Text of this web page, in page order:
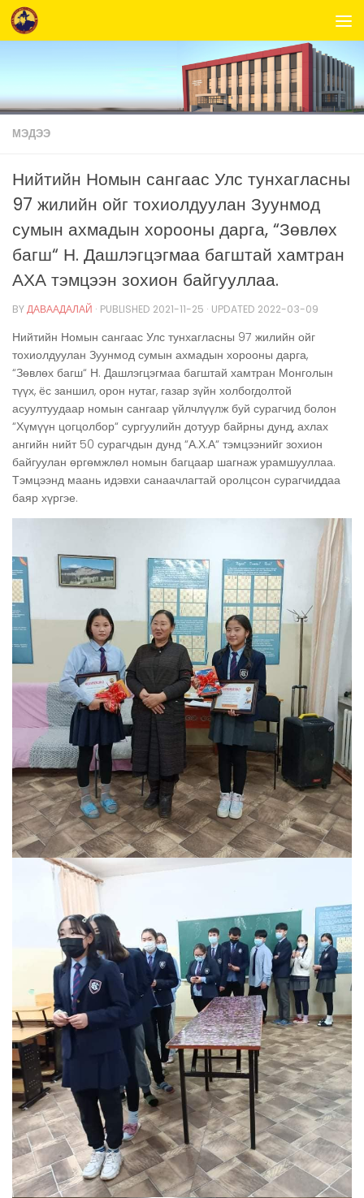
Skip to content
МЭДЭЭ
Нийтийн Номын сангаас Улс тунхагласны
97 жилийн ойг тохиолдуулан Зуунмод
сумын ахмадын хорооны дарга, “Зөвлөх
багш“ Н. Дашлэгцэгмаа багштай хамтран
АХА тэмцээн зохион байгууллаа.
BYДАВААДАЛАЙ · PUBLISHED 2021-11-25 · UPDATED 2022-03-09
Нийтийн Номын сангаас Улс тунхагласны 97 жилийн ойг
тохиолдуулан Зуунмод сумын ахмадын хорооны дарга,
“Зөвлөх багш“ Н. Дашлэгцэгмаа багштай хамтран Монголын
түүх, ёс заншил, орон нутаг, газар зүйн холбогдолтой
асуултуудаар номын сангаар үйлчлүүлж буй сурагчид болон
“Хүмүүн цогцолбор“ сургуулийн дотуур байрны дунд, ахлах
ангийн нийт 50 сурагчдын дунд “А.Х.А“ тэмцээнийг зохион
байгуулан өргөмжлөл номын багцаар шагнаж урамшууллаа.
Тэмцээнд маань идэвхи санаачлагтай оролцсон сурагчиддаа
баяр хүргэе.